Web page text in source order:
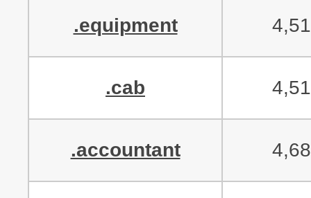
.equipment
.cab
.accountant